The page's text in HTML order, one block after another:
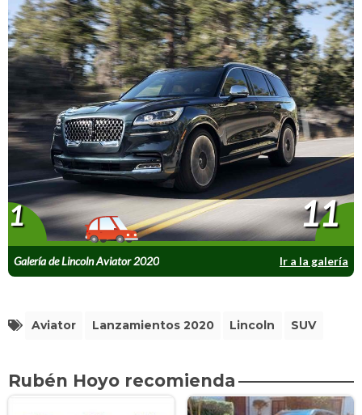
Galería de Lincoln Aviator 2020 Ir a la galería
1 11
Aviator Lanzamientos 2020 Lincoln SUV
Rubén Hoyo recomienda